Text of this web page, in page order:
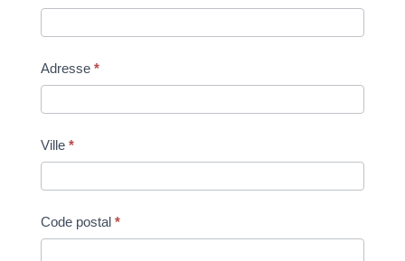
Adresse *
Ville *
Code postal *